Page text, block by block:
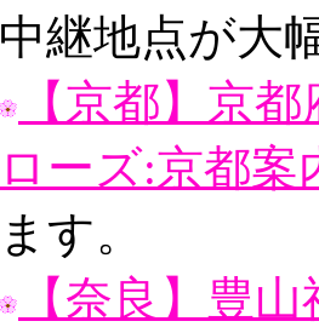
中継地点が大
【京都】京
ローズ:京都案
ます。
【奈良】豊